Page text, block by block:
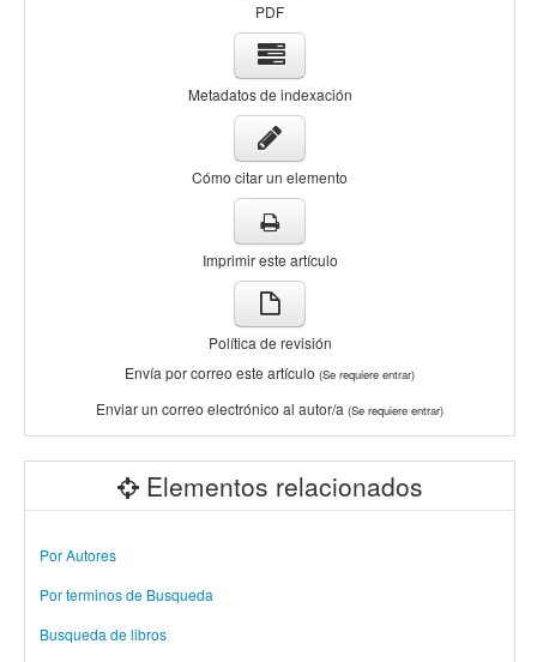
PDF
Metadatos de indexación
Cómo citar un elemento
Imprimir este artículo
Política de revisión
Envía por correo este artículo (Se requiere entrar)
Enviar un correo electrónico al autor/a (Se requiere entrar)
Elementos relacionados
Por Autores
Por terminos de Busqueda
Busqueda de libros